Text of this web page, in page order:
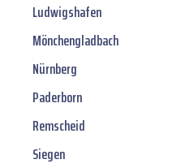
Ludwigshafen
Mönchengladbach
Nürnberg
Paderborn
Remscheid
Siegen